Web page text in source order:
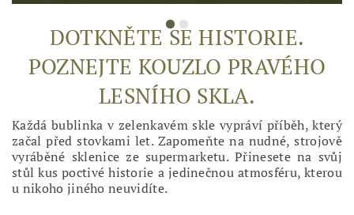
DOTKNĚTE SE HISTORIE.
POZNEJTE KOUZLO PRAVÉHO
LESNÍHO SKLA.
Každá bublinka v zelenkavém skle vypráví příběh, který
začal před stovkami let. Zapomeňte na nudné, strojově
vyráběné sklenice ze supermarketu. Přinesete na svůj
stůl kus poctivé historie a jedinečnou atmosféru, kterou
u nikoho jiného neuvidíte.